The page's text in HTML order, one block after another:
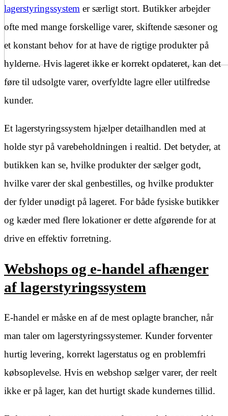
lagerstyringssystem er særligt stort. Butikker arbejder
ofte med mange forskellige varer, skiftende sæsoner og
et konstant behov for at have de rigtige produkter på
hylderne. Hvis lageret ikke er korrekt opdateret, kan det
føre til udsolgte varer, overfyldte lagre eller utilfredse
kunder.
Et lagerstyringssystem hjælper detailhandlen med at
holde styr på varebeholdningen i realtid. Det betyder, at
butikken kan se, hvilke produkter der sælger godt,
hvilke varer der skal genbestilles, og hvilke produkter
der fylder unødigt på lageret. For både fysiske butikker
og kæder med flere lokationer er dette afgørende for at
drive en effektiv forretning.
Webshops og e-handel afhænger
af lagerstyringssystem
E-handel er måske en af de mest oplagte brancher, når
man taler om lagerstyringssystemer. Kunder forventer
hurtig levering, korrekt lagerstatus og en problemfri
købsoplevelse. Hvis en webshop sælger varer, der reelt
ikke er på lager, kan det hurtigt skade kundernes tillid.